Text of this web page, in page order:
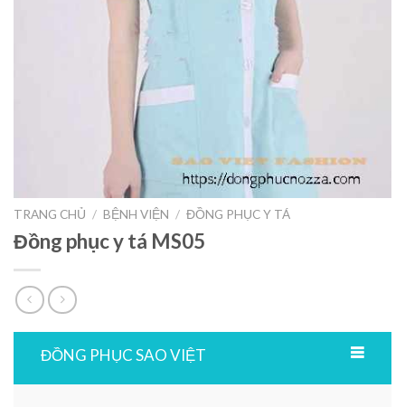
TRANG CHỦ / BỆNH VIỆN / ĐỒNG PHỤC Y TÁ
Đồng phục y tá MS05
ĐỒNG PHỤC SAO VIỆT